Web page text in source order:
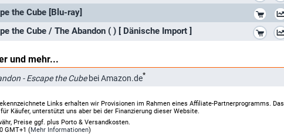
the Cube [Blu-ray]
the Cube / The Abandon ( ) [ Dänische Import ]
und mehr...
- Escape the Cubebei Amazon.de*
Links erhalten wir Provisionen im Rahmen eines Affiliate-Partnerprogramms. Das
Käufer, unterstützt uns aber bei der Finanzierung dieser Website.
Preise ggf. plus Porto & Versandkosten.
GMT+1 (Mehr Informationen)